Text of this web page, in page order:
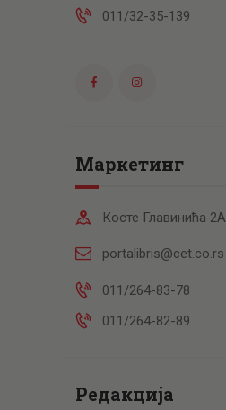
011/32-35-139
Маркетинг
Косте Главинића 2А
portalibris@cet.co.rs
011/264-83-78
011/264-82-89
Редакција